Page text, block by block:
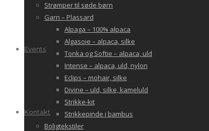
Strømper til søde børn
Garn – Plassard
Alpaga – 100% alpaca
Algasoie – alpaca, silke
Tonka og Softie – alpaca, uld
Intense – alpaca, uld, nylon
Eclips – mohair, silke
Divine – uld, silke, kameluld
Strikke-kit
Strikkepinde i bambus
Boligtekstiler
Events
Kontakt